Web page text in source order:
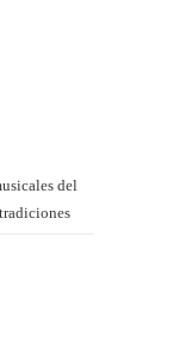
del